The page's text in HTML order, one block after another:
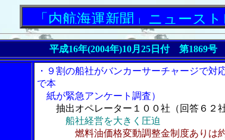
内航海運新聞」ニューストピッ
平成16年(2004年)10月25日付 第1869号
・９割の船社がバンカーサーチャージで対
で本
紙が緊急アンケート調査）
抽出オペレーター１００社（回答６２
船社経営を大きく圧迫
燃料油価格変動調整金制度ありは